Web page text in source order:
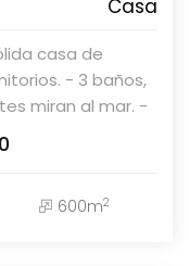
Casa
casa de
- 3 baños,
miran al mar. -
estufa a leña,
techado. - 75
de
600m2